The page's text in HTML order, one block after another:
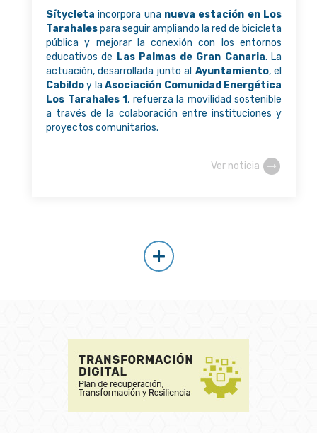
Sítycletaincorpora una nueva estación en Los
Tarahalespara seguir ampliando la red de bicicleta
pública y mejorar la conexión con los entornos
educativos de Las Palmas de Gran Canaria. La
actuación, desarrollada junto al Ayuntamiento, el
Cabildoy la Asociación Comunidad Energética
Los Tarahales 1, refuerza la movilidad sostenible
a través de la colaboración entre instituciones y
proyectos comunitarios.
Ver noticia
+